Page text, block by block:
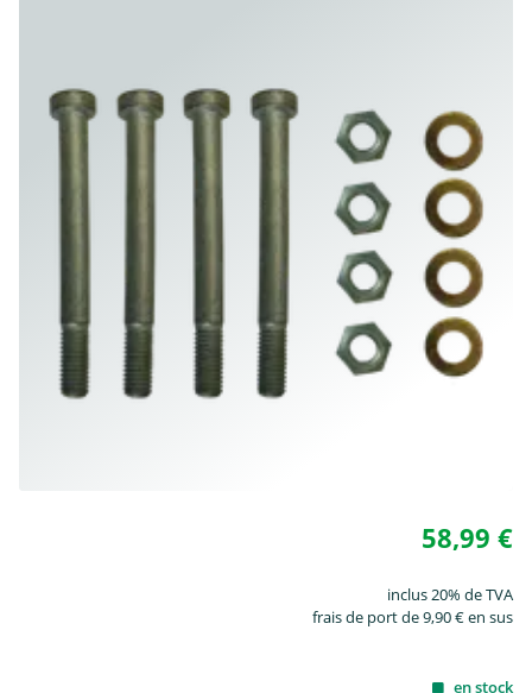
58,99 €
inclus 20% de TVA
frais de port de 9,90 € en sus
en stock